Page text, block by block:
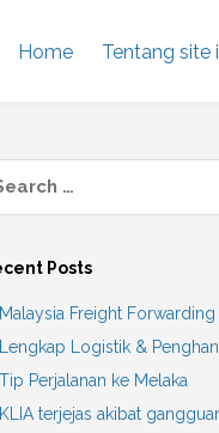
Home Tentang site
Posts
Malaysia Freight
Lengkap Logistik &
Tip Perjalanan ke Melaka
KLIA terjejas akibat